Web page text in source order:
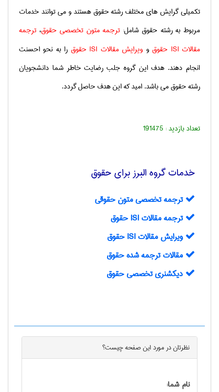
تکمیلی گرایش های مختلف رشته حقوق هستند و می توانند خدمات
مربوط به رشته حقوق شامل:ترجمه متون تخصصی حقوق، ترجمه
مقالاتISI حقوقو ویرایش مقالات ISI حقوق را به نحو احسنت
انجام دهند. هدف این گروه جلب رضایت خاطر شما دانشجویان
رشته حقوق می باشد. امید که این هدف حاصل گردد.
تعداد بازدید :191475
خدمات گروه البرز برای حقوق
ترجمه تخصصی متون حقوقی
ترجمه مقالات ISI حقوق
ویرایش مقالات ISI حقوق
مقالات ترجمه شده حقوق
دیکشنری تخصصی حقوق
نظرتان در مورد اینصفحهچیست؟
نام شما: